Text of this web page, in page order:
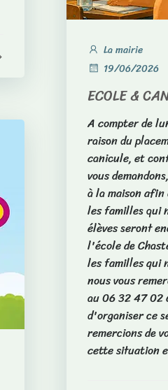
La mairie
19/06/2026
ECOLE &
A compter de
raison du
canicule, et
vous
à la maison
les familles qui
élèves seront
l'école de
les familles qui
nous vous
au 06 32 47 02
d'organiser ce
remercions de
cette situation